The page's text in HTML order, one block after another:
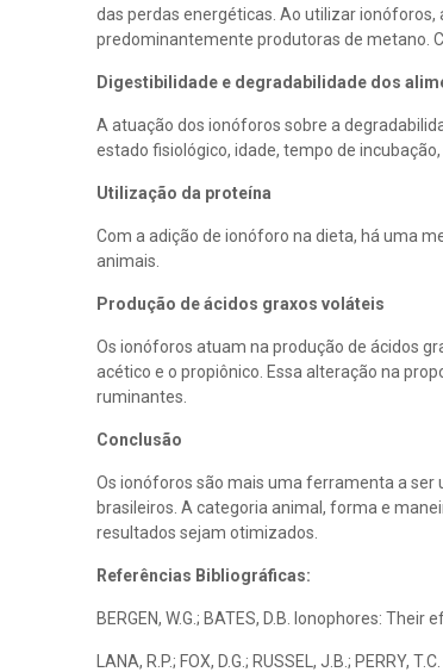
das perdas energéticas. Ao utilizar
predominantemente produtoras de metano.
Digestibilidade e degradabilidade dos
A atuação dos ionóforos sobre a
estado fisiológico, idade, tempo de
Utilização da proteína
Com a adição de ionóforo na dieta, há uma
animais.
Produção de ácidos graxos voláteis
Os ionóforos atuam na produção de ácidos
acético e o propiônico. Essa alteração na
ruminantes.
Conclusão
Os ionóforos são mais uma ferramenta a ser
brasileiros. A categoria animal, forma e
resultados sejam otimizados.
Referências Bibliográficas:
BERGEN, W.G.; BATES, D.B. Ionophores:
LANA, R.P.; FOX, D.G.; RUSSEL, J.B.;